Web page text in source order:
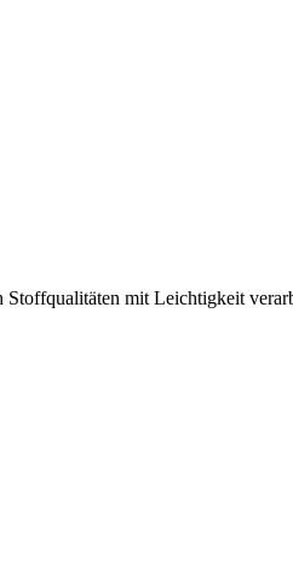
Stoffqualitäten mit Leichtigkeit